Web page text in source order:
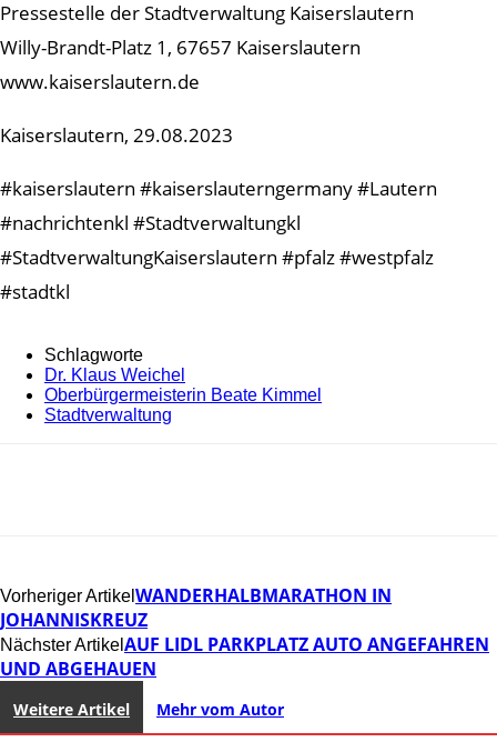
Pressestelle der Stadtverwaltung Kaiserslautern
Willy-Brandt-Platz 1, 67657 Kaiserslautern
www.kaiserslautern.de
Kaiserslautern, 29.08.2023
#kaiserslautern #kaiserslauterngermany #Lautern
#nachrichtenkl #Stadtverwaltungkl
#StadtverwaltungKaiserslautern #pfalz #westpfalz
#stadtkl
Schlagworte
Dr. Klaus Weichel
Oberbürgermeisterin Beate Kimmel
Stadtverwaltung
Vorheriger Artikel WANDERHALBMARATHON IN
JOHANNISKREUZ
Nächster Artikel AUF LIDL PARKPLATZ AUTO ANGEFAHREN
UND ABGEHAUEN
Weitere Artikel Mehr vom Autor